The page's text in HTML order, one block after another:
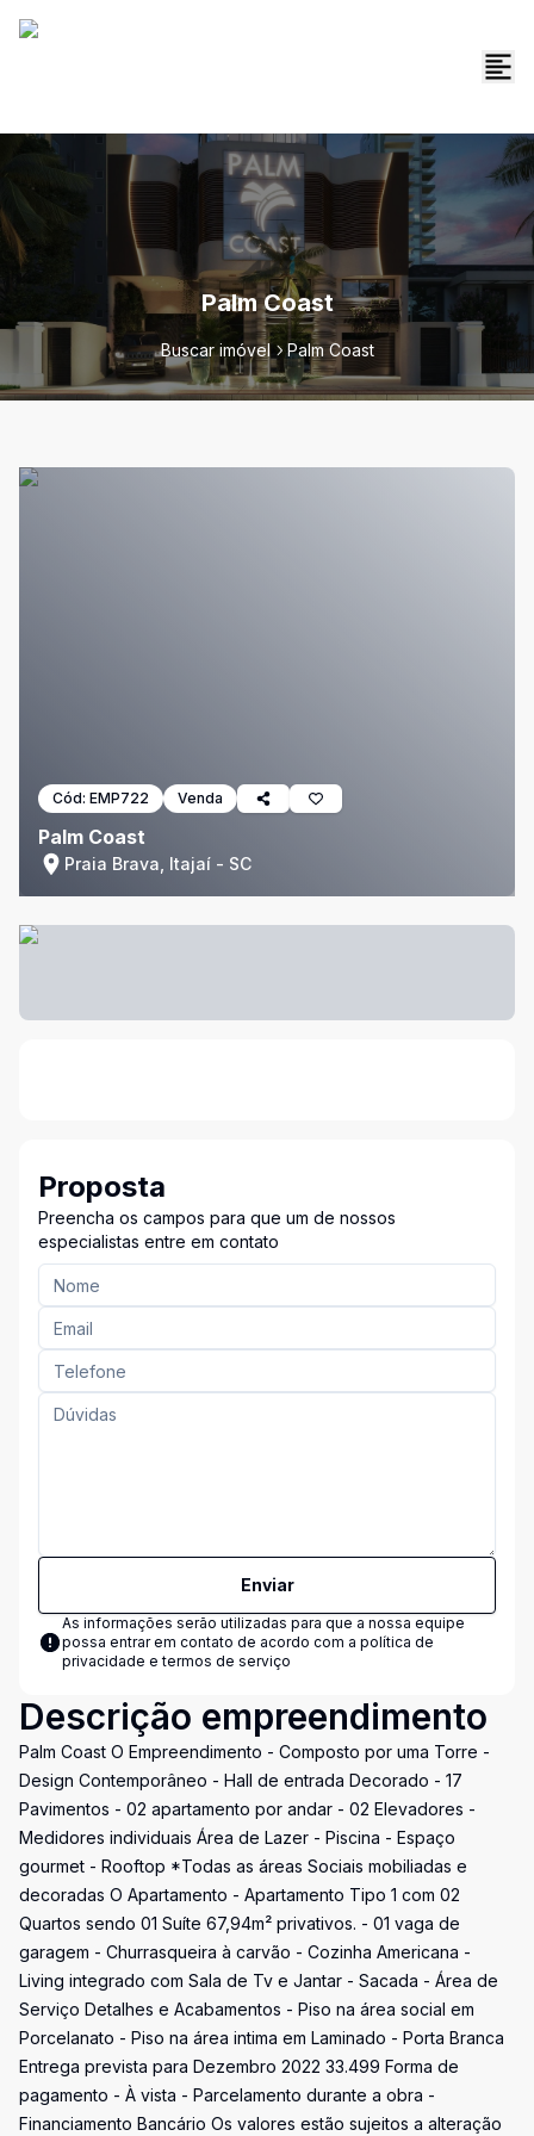
Palm Coast
Buscar imóvel Palm Coast
Cód: EMP722 Venda
Palm Coast
Praia Brava, Itajaí - SC
Proposta
Preencha os campos para que um de nossos
especialistas entre em contato
Enviar
As informações serão utilizadas para que a nossa equipe
possa entrar em contato de acordo com a política de
privacidade e termos de serviço
Descrição empreendimento
Palm Coast O Empreendimento - Composto por uma Torre -
Design Contemporâneo - Hall de entrada Decorado - 17
Pavimentos - 02 apartamento por andar - 02 Elevadores -
Medidores individuais Área de Lazer - Piscina - Espaço
gourmet - Rooftop *Todas as áreas Sociais mobiliadas e
decoradas O Apartamento - Apartamento Tipo 1 com 02
Quartos sendo 01 Suíte 67,94m² privativos. - 01 vaga de
garagem - Churrasqueira à carvão - Cozinha Americana -
Living integrado com Sala de Tv e Jantar - Sacada - Área de
Serviço Detalhes e Acabamentos - Piso na área social em
Porcelanato - Piso na área intima em Laminado - Porta Branca
Entrega prevista para Dezembro 2022 33.499 Forma de
pagamento - À vista - Parcelamento durante a obra -
Financiamento Bancário Os valores estão sujeitos a alteração